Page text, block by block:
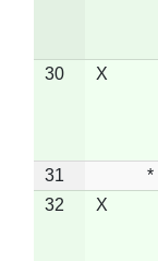
30 X
31 *
32
X